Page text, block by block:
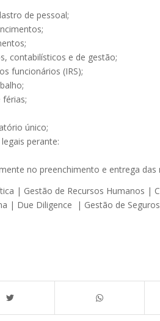
de pessoal;
contabilísticos e de gestão;
funcionários (IRS);
único;
perante:
no preenchimento e entrega das
| Gestão de Recursos Humanos |
| Due Diligence | Gestão de Seguros